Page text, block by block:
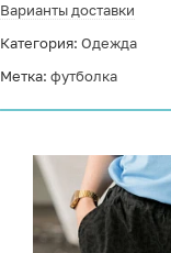
Варианты доставки
Категория: Одежда
Метка: футболка